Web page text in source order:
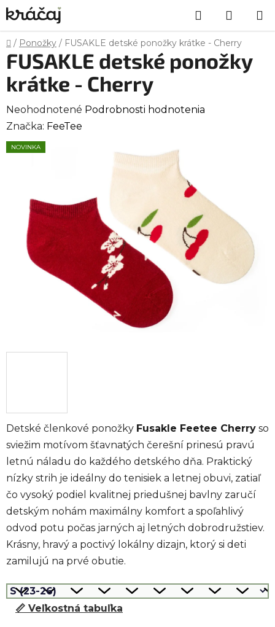
Prejsť
na
obsah
Hľadať
KOŠÍK
Domov
/ Ponožky / FUSAKLE detské ponožky krátke - Cherry
Detské členkové ponožky Fusakle Feetee Cherry so
sviežim motívom šťavnatých čerešní prinesú pravú
letnú náladu do každého detského dňa. Praktický
nízky strih je ideálny do tenisiek a letnej obuvi, zatiaľ
čo vysoký podiel kvalitnej priedušnej bavlny zaručí
detským nohám maximálny komfort a spoľahlivý
odvod potu počas jarných aj letných dobrodružstiev.
Krásny, hravý a poctivý lokálny dizajn, ktorý si deti
zamilujú na prvé obutie.
📏 Veľkostná tabuľka
FUSAKLE detské ponožky
krátke - Cherry
Priemerné
hodnotenie
produktu
hviezdičiek.
Neohodnotené Podrobnosti hodnotenia
Značka: FeeTee
NOVINKA